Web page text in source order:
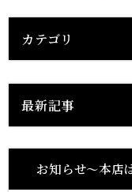
カテゴリ
最新記事
お知らせ〜本店